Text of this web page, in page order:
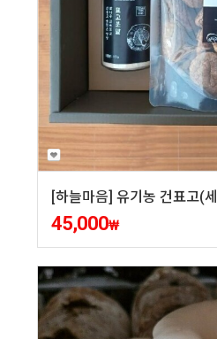
[하늘마음] 유기농 건표고(
45,000₩